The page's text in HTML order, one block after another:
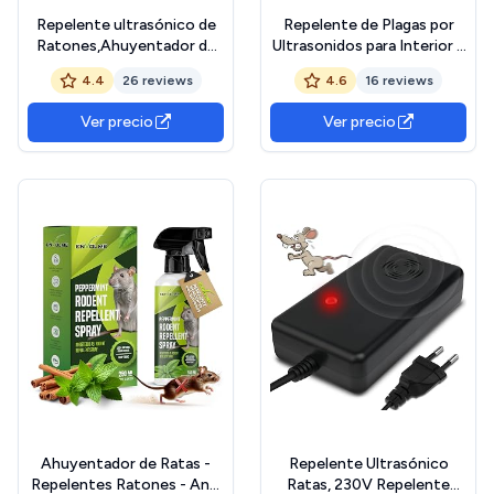
Repelente ultrasónico de
Ratones,Ahuyentador de
Ratas,Repelente de
murciélagos, Ardilla y
cucaracha ultrasónica,360
° con luz LED, Repelente
ultrasónico para
4.4 26 reviews
Ver precio
Repelente de Plagas por
Ultrasonidos para Interior y
Exterior, Aleja Cucarachas,
Ratones, Hormigas y
Arañas de la Casa, Ático,
Motor de Coche y Garaje,
Seguro para Niños y
4.6 16 reviews
Ver precio
Ahuyentador de Ratas -
Repelentes Ratones - Anti
Repelente Ultrasónico
Ratas, 230V Repelente